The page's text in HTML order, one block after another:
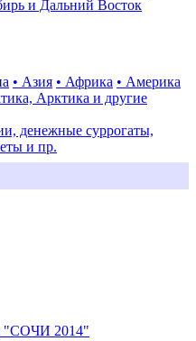
и Дальний Восток
• Азия • Африка • Америка
Арктика и другие
денежные суррогаты,
и пр.
"СОЧИ 2014"